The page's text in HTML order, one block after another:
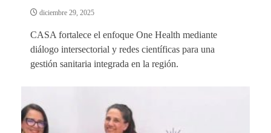
diciembre 29, 2025
CASA fortalece el enfoque One Health mediante
diálogo intersectorial y redes científicas para una
gestión sanitaria integrada en la región.